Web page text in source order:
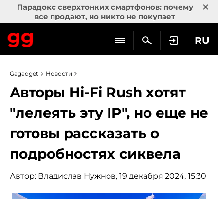
Парадокс сверхтонких смартфонов: почему
все продают, но никто не покупает
×
RU
Gagadget Новости
Авторы Hi-Fi Rush хотят
"лелеять эту IP", но еще не
готовы рассказать о
подробностях сиквела
Автор: Владислав Нужнов, 19 декабря 2024, 15:30